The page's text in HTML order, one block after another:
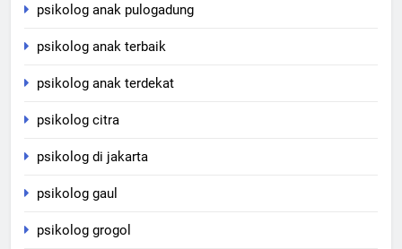
psikolog anak pulogadung
psikolog anak terbaik
psikolog anak terdekat
psikolog citra
psikolog di jakarta
psikolog gaul
psikolog grogol